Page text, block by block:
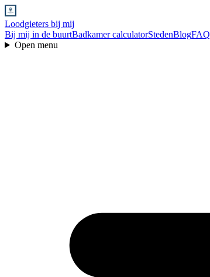
Loodgieters bij mij
Bij mij in de buurtBadkamer calculatorStedenBlogFAQ
Open menu